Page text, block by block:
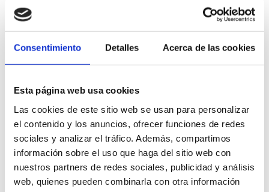
Consentimiento Detalles Acerca de las cookies
Esta página web usa cookies
Las cookies de este sitio web se usan para personalizar
el contenido y los anuncios, ofrecer funciones de redes
sociales y analizar el tráfico. Además, compartimos
información sobre el uso que haga del sitio web con
nuestros partners de redes sociales, publicidad y análisis
web, quienes pueden combinarla con otra información
Entdecken Sie die Vögel von Dénia
(Spanische Version)